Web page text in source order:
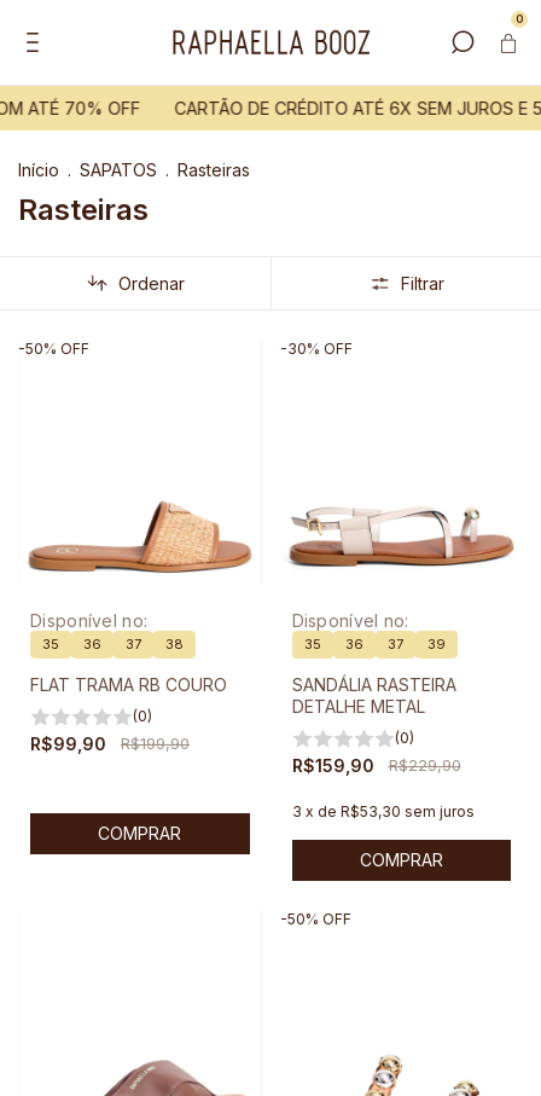
0
ATÉ 70% OFF CARTÃO DE CRÉDITO ATÉ 6X SEM JUROS E
Início . SAPATOS . Rasteiras
Rasteiras
Ordenar Filtrar
Disponível no:
35 36 37 38
FLAT TRAMA RB COURO
(0)
R$99,90
-50% OFF
R$199,90
COMPRAR
Disponível no:
35 36 37 39
SANDÁLIA RASTEIRA
DETALHE METAL
(0)
R$159,90
-30% OFF
R$229,90
3 x de R$53,30 sem juros
COMPRAR
-50% OFF